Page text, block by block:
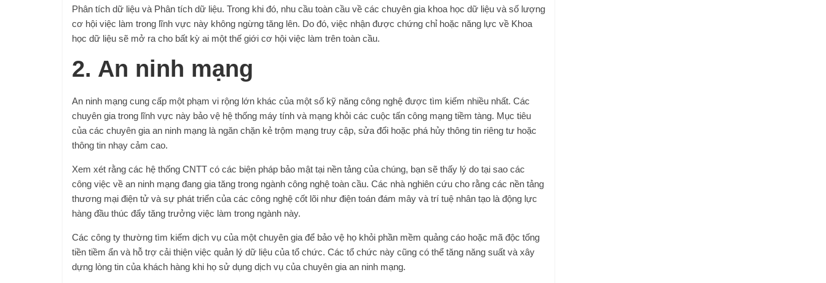
Phân tích dữ liệu và Phân tích dữ liệu. Trong khi đó, nhu cầu toàn cầu về các chuyên gia khoa học dữ liệu và số lượng
cơ hội việc làm trong lĩnh vực này không ngừng tăng lên. Do đó, việc nhận được chứng chỉ hoặc năng lực về Khoa
học dữ liệu sẽ mở ra cho bất kỳ ai một thế giới cơ hội việc làm trên toàn cầu.
2. An ninh mạng
An ninh mạng cung cấp một phạm vi rộng lớn khác của một số kỹ năng công nghệ được tìm kiếm nhiều nhất. Các
chuyên gia trong lĩnh vực này bảo vệ hệ thống máy tính và mạng khỏi các cuộc tấn công mạng tiềm tàng. Mục tiêu
của các chuyên gia an ninh mạng là ngăn chặn kẻ trộm mạng truy cập, sửa đổi hoặc phá hủy thông tin riêng tư hoặc
thông tin nhạy cảm cao.
Xem xét rằng các hệ thống CNTT có các biện pháp bảo mật tại nền tảng của chúng, bạn sẽ thấy lý do tại sao các
công việc về an ninh mạng đang gia tăng trong ngành công nghệ toàn cầu. Các nhà nghiên cứu cho rằng các nền tảng
thương mại điện tử và sự phát triển của các công nghệ cốt lõi như điện toán đám mây và trí tuệ nhân tạo là động lực
hàng đầu thúc đẩy tăng trưởng việc làm trong ngành này.
Các công ty thường tìm kiếm dịch vụ của một chuyên gia để bảo vệ họ khỏi phần mềm quảng cáo hoặc mã độc tống
tiền tiềm ẩn và hỗ trợ cải thiện việc quản lý dữ liệu của tổ chức. Các tổ chức này cũng có thể tăng năng suất và xây
dựng lòng tin của khách hàng khi họ sử dụng dịch vụ của chuyên gia an ninh mạng.